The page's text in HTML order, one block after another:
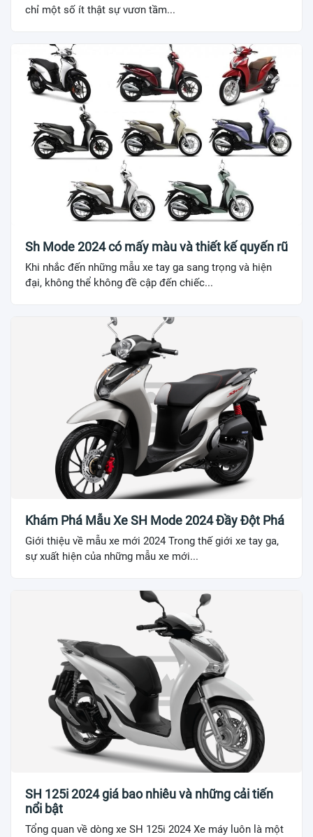
chỉ một số ít thật sự vươn tầm...
Sh Mode 2024 có mấy màu và thiết kế quyến rũ
Khi nhắc đến những mẫu xe tay ga sang trọng và hiện
đại, không thể không đề cập đến chiếc...
Khám Phá Mẫu Xe SH Mode 2024 Đầy Đột Phá
Giới thiệu về mẫu xe mới 2024 Trong thế giới xe tay ga,
sự xuất hiện của những mẫu xe mới...
SH 125i 2024 giá bao nhiêu và những cải tiến
nổi bật
Tổng quan về dòng xe SH 125i 2024 Xe máy luôn là một